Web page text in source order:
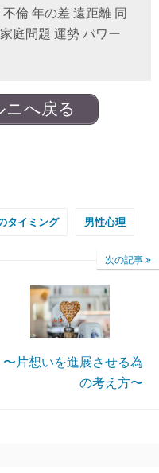
倫 年の差 遠距離 同
庭問題 運勢 パワー
ニへ戻る
タイミング 男性心理
次の記事
〜片想いを進展させる為
の考え方〜